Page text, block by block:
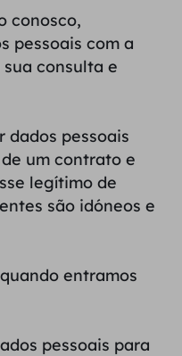
conosco,
pessoais com a
consulta e
dados pessoais
um contrato e
legítimo de
são idóneos e
entramos
pessoais para